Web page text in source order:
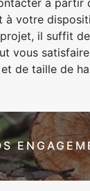
à votre
il suffit
vous
et de taille de